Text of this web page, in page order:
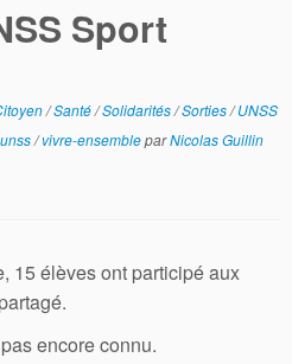
Sport
/Santé/Solidarités/Sorties/UNSS
unss/vivre-ensembleparNicolas Guillin
15 élèves ont participé aux
encore connu.